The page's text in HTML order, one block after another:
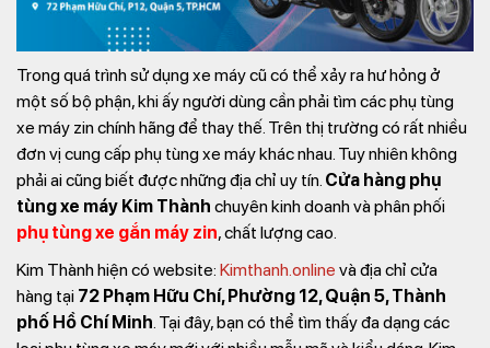
Trong quá trình sử dụng xe máy cũ có thể xảy ra hư hỏng ở
một số bộ phận, khi ấy người dùng cần phải tìm các phụ tùng
xe máy zin chính hãng để thay thế. Trên thị trường có rất nhiều
đơn vị cung cấp phụ tùng xe máy khác nhau. Tuy nhiên không
phải ai cũng biết được những địa chỉ uy tín. Cửa hàng phụ
tùng xe máy Kim Thành chuyên kinh doanh và phân phối
phụ tùng xe gắn máy zin, chất lượng cao.
Kim Thành hiện có website: Kimthanh.online và địa chỉ cửa
hàng tại 72 Phạm Hữu Chí, Phường 12, Quận 5, Thành
phố Hồ Chí Minh. Tại đây, bạn có thể tìm thấy đa dạng các